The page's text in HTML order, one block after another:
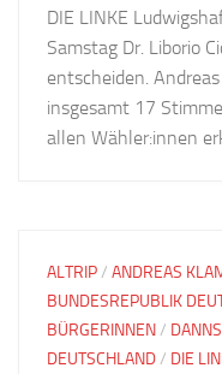
DIE LINKE
Samstag Dr. Liborio
entscheiden.
insgesamt 17
allen Wähler:innen
ALTRIP/ ANDREAS
BUNDESREPUBLIK
BÜRGERINNEN/
DEUTSCHLAND/ DIE